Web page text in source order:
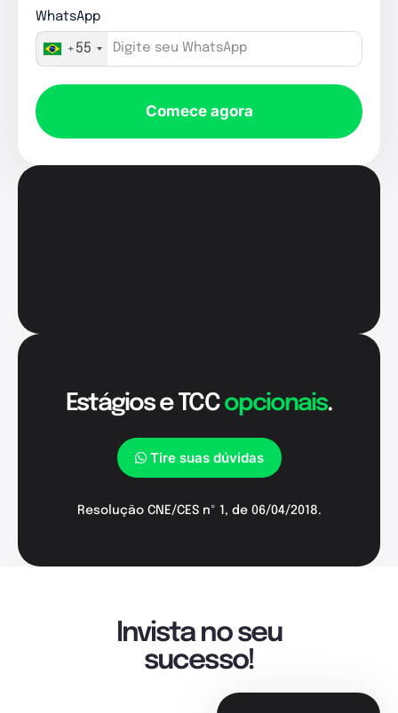
WhatsApp
+55
Comece agora
Estágios e TCCopcionais.
Tire suas dúvidas
Resolução CNE/CES nº 1, de 06/04/2018.
Invista no seu
sucesso!